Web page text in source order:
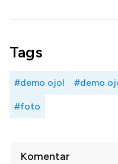
Tags
#demo ojol #demo
#foto
Komentar